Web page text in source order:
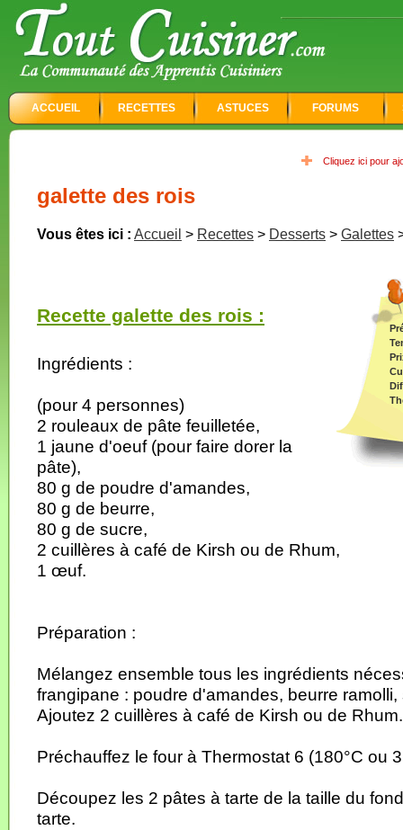
ACCUEIL RECETTES ASTUCES FORUMS
Cliquez ici pour
galette des rois
Vous êtes ici : Accueil > Recettes > Desserts > Galettes
Recette galette des rois :
Ingrédients :
(pour 4 personnes)
2 rouleaux de pâte feuilletée,
1 jaune d'oeuf (pour faire dorer la
pâte),
80 g de poudre d'amandes,
80 g de beurre,
80 g de sucre,
2 cuillères à café de Kirsh ou de Rhum,
1 œuf.
Préparation :
Mélangez ensemble tous les ingrédients
frangipane : poudre d'amandes, beurre ramolli,
Ajoutez 2 cuillères à café de Kirsh ou de Rhum.
Préchauffez le four à Thermostat 6 (180°C ou
Découpez les 2 pâtes à tarte de la taille du
tarte.